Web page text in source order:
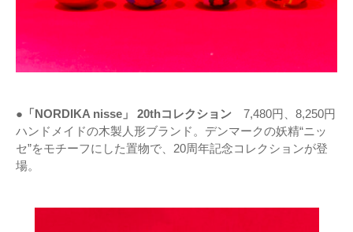
●「NORDIKA nisse」 20thコレクション 7,480円、8,250円
ハンドメイドの木製人形ブランド。デンマークの妖精“ニッ
セ”をモチーフにした置物で、20周年記念コレクションが登
場。